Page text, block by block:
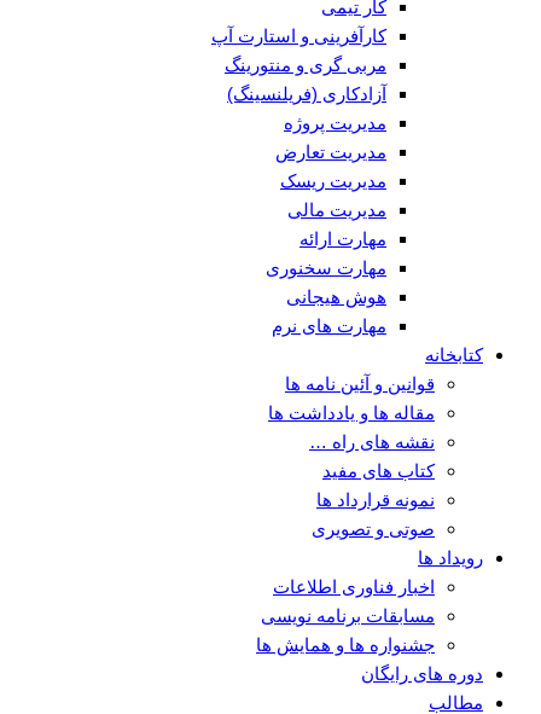
کار تیمی
کارآفرینی و استارت آپ
مربی گری و منتورینگ
آزادکاری (فریلنسینگ)
مدیریت پروژه
مدیریت تعارض
مدیریت ریسک
مدیریت مالی
مهارت ارائه
مهارت سخنوری
هوش هیجانی
مهارت های نرم
کتابخانه
قوانین و آئین نامه ها
مقاله ها و یادداشت ها
نقشه های راه …
کتاب های مفید
نمونه قرارداد ها
صوتی و تصویری
رویداد ها
اخبار فناوری اطلاعات
مسابقات برنامه نویسی
جشنواره ها و همایش ها
دوره های رایگان
مطالب